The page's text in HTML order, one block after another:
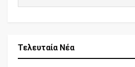
Τελευταία Νέα